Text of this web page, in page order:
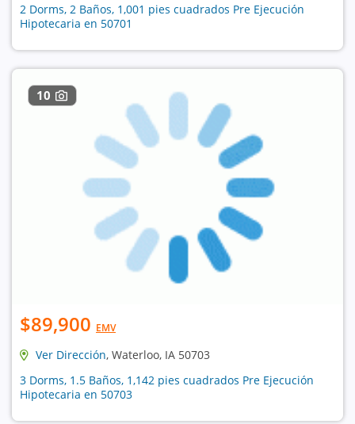
2 Dorms, 2 Baños, 1,001 pies cuadrados Pre Ejecución
Hipotecaria en 50701
10
$89,900 EMV
Ver Dirección, Waterloo, IA 50703
3 Dorms, 1.5 Baños, 1,142 pies cuadrados Pre Ejecución
Hipotecaria en 50703